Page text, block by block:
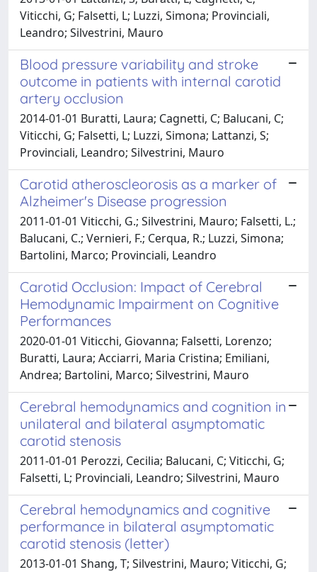
Viticchi, G; Falsetti, L; Luzzi, Simona; Provinciali,
Leandro; Silvestrini, Mauro
Blood pressure variability and stroke
outcome in patients with internal carotid
artery occlusion
2014-01-01 Buratti, Laura; Cagnetti, C; Balucani, C;
Viticchi, G; Falsetti, L; Luzzi, Simona; Lattanzi, S;
Provinciali, Leandro; Silvestrini, Mauro
Carotid atheroscleorosis as a marker of
Alzheimer's Disease progression
2011-01-01 Viticchi, G.; Silvestrini, Mauro; Falsetti, L.;
Balucani, C.; Vernieri, F.; Cerqua, R.; Luzzi, Simona;
Bartolini, Marco; Provinciali, Leandro
Carotid Occlusion: Impact of Cerebral
Hemodynamic Impairment on Cognitive
Performances
2020-01-01 Viticchi, Giovanna; Falsetti, Lorenzo;
Buratti, Laura; Acciarri, Maria Cristina; Emiliani,
Andrea; Bartolini, Marco; Silvestrini, Mauro
Cerebral hemodynamics and cognition in
unilateral and bilateral asymptomatic
carotid stenosis
2011-01-01 Perozzi, Cecilia; Balucani, C; Viticchi, G;
Falsetti, L; Provinciali, Leandro; Silvestrini, Mauro
Cerebral hemodynamics and cognitive
performance in bilateral asymptomatic
carotid stenosis (letter)
2013-01-01 Shang, T; Silvestrini, Mauro; Viticchi, G;